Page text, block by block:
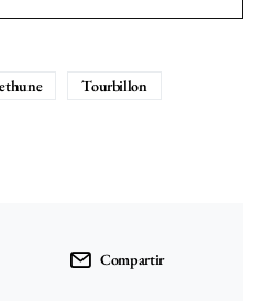
Tourbillon
Compartir